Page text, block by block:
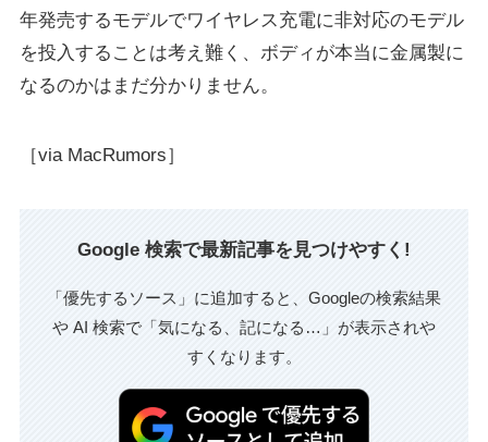
年発売するモデルでワイヤレス充電に非対応のモデル
を投入することは考え難く、ボディが本当に金属製に
なるのかはまだ分かりません。
［via MacRumors］
Google 検索で最新記事を見つけやすく!
「優先するソース」に追加すると、Googleの検索結果
や AI 検索で「気になる、記になる…」が表示されや
すくなります。